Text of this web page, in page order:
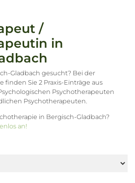
/
in
Gladbach gesucht? Bei der
finden Sie 2 Praxis-Einträge aus
Psychotherapeuten
Psychotherapeuten.
in Bergisch-Gladbach?
an!